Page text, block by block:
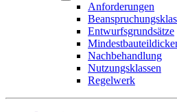
Anforderungen
Entwurfsgrundsätze
Nachbehandlung
Nutzungsklassen
Regelwerk